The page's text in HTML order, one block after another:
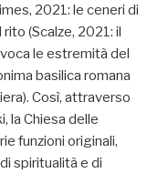
2021: le ceneri di
(Scalze, 2021: il
le estremità del
basilica romana
Così, attraverso
la Chiesa delle
funzioni originali,
spiritualità e di